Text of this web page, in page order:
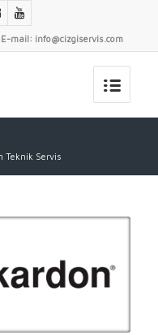
mail: info@cizgiservis.com
Teknik Servis